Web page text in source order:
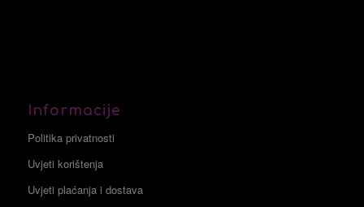
Informacije
Politika privatnosti
Uvjeti korištenja
Uvjeti plaćanja i dostava